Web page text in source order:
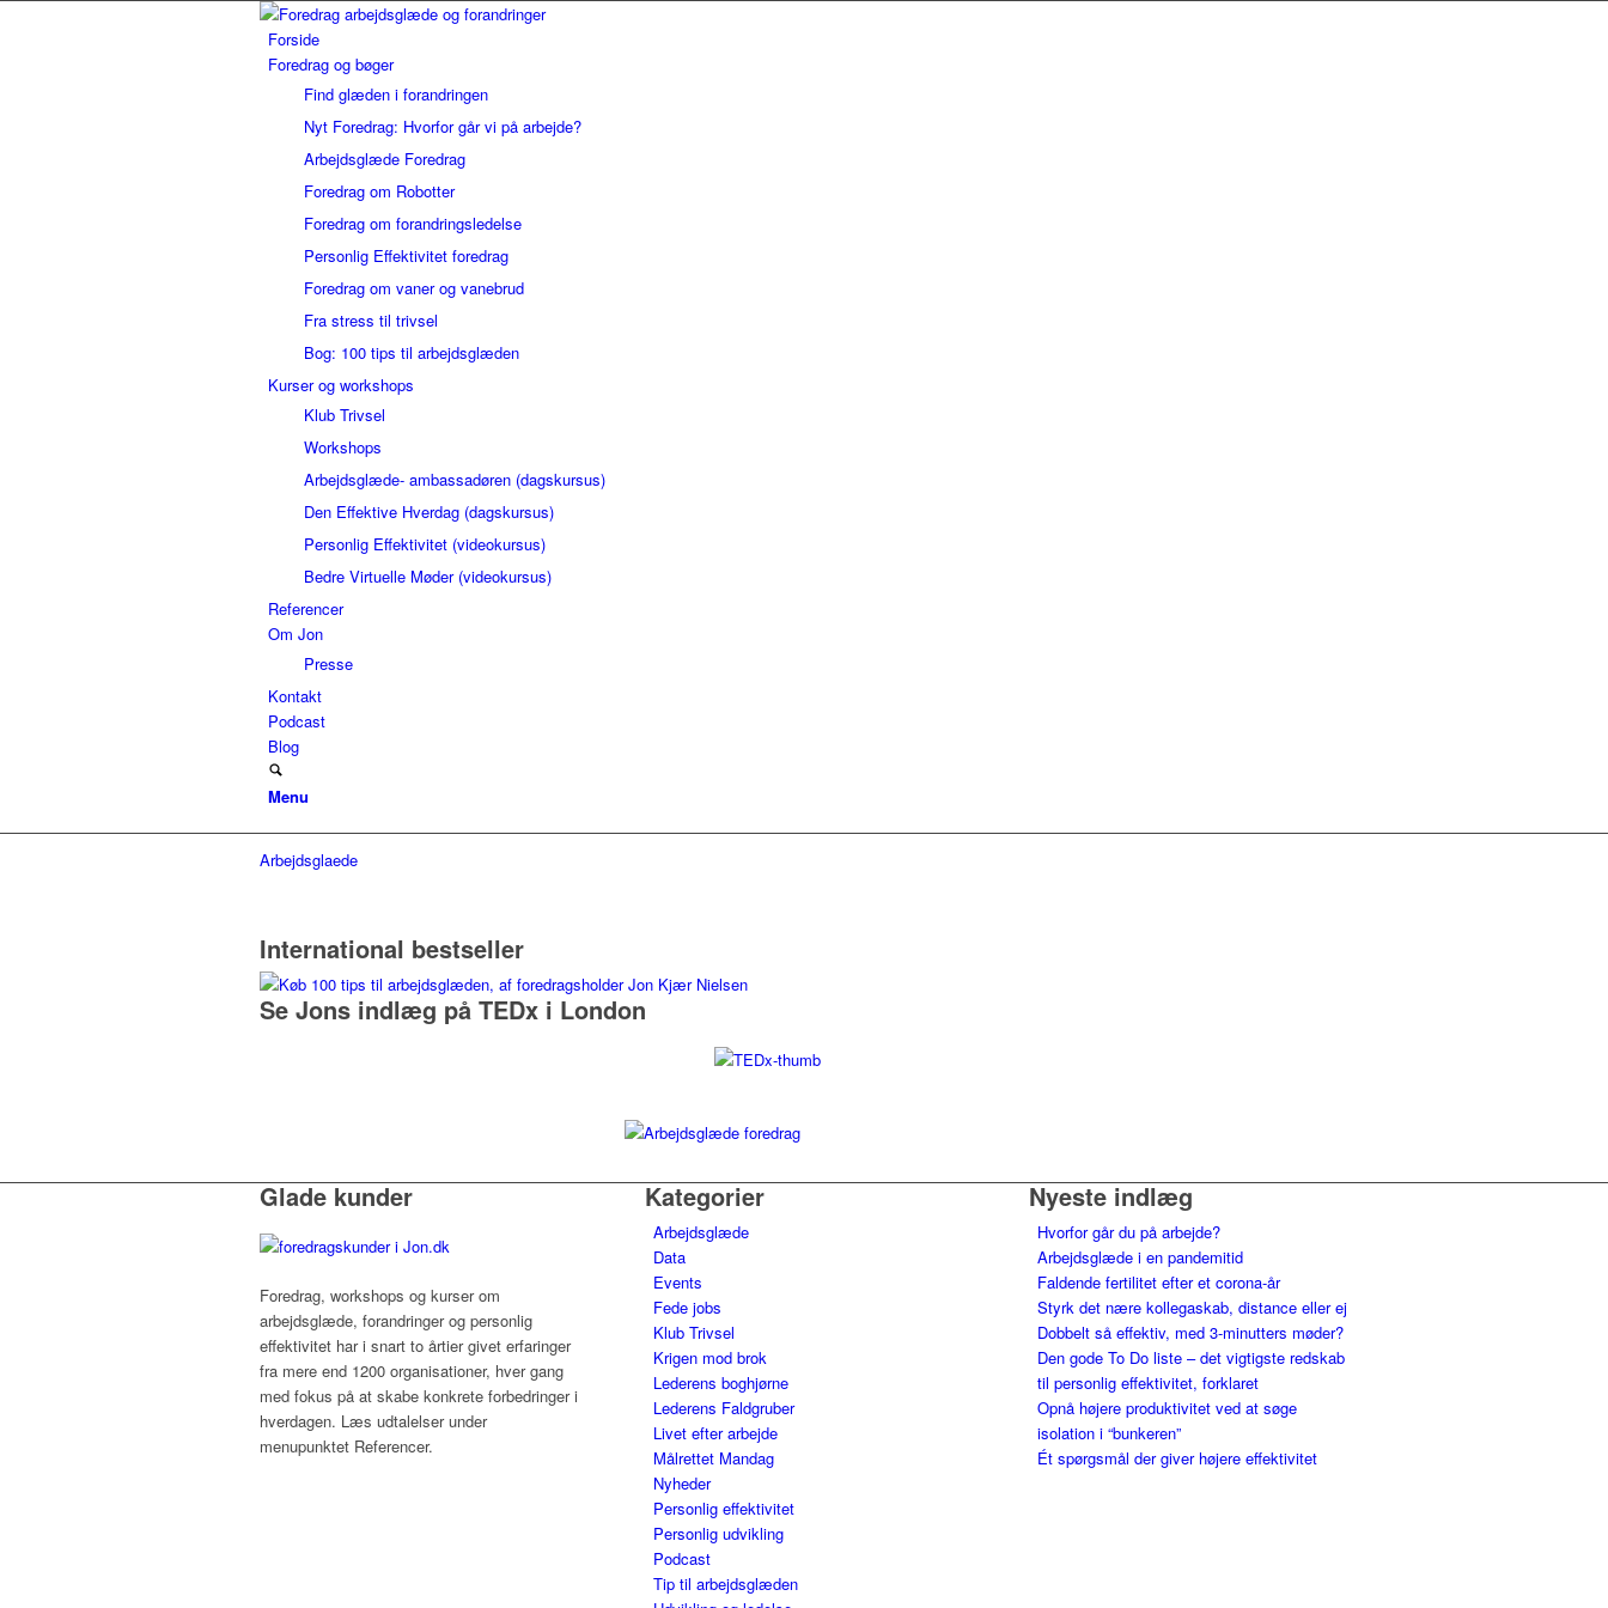
Forside
Foredrag og bøger
Find glæden i forandringen
Nyt Foredrag: Hvorfor går vi på arbejde?
Arbejdsglæde Foredrag
Foredrag om Robotter
Foredrag om forandringsledelse
Personlig Effektivitet foredrag
Foredrag om vaner og vanebrud
Fra stress til trivsel
Bog: 100 tips til arbejdsglæden
Kurser og workshops
Klub Trivsel
Workshops
Arbejdsglæde- ambassadøren (dagskursus)
Den Effektive Hverdag (dagskursus)
Personlig Effektivitet (videokursus)
Bedre Virtuelle Møder (videokursus)
Referencer
Om Jon
Presse
Kontakt
Podcast
Blog
Menu
Arbejdsglaede
International bestseller
Se Jons indlæg på TEDx i London
Glade kunder
Foredrag, workshops og kurser om
arbejdsglæde, forandringer og personlig
effektivitet har i snart to årtier givet erfaringer
fra mere end 1200 organisationer, hver gang
med fokus på at skabe konkrete forbedringer i
hverdagen. Læs udtalelser under
menupunktet Referencer.
Kategorier
Arbejdsglæde
Data
Events
Fede jobs
Klub Trivsel
Krigen mod brok
Lederens boghjørne
Lederens Faldgruber
Livet efter arbejde
Målrettet Mandag
Nyheder
Personlig effektivitet
Personlig udvikling
Podcast
Tip til arbejdsglæden
Nyeste indlæg
Hvorfor går du på arbejde?
Arbejdsglæde i en pandemitid
Faldende fertilitet efter et corona-år
Styrk det nære kollegaskab, distance eller ej
Dobbelt så effektiv, med 3-minutters møder?
Den gode To Do liste – det vigtigste redskab
til personlig effektivitet, forklaret
Opnå højere produktivitet ved at søge
isolation i “bunkeren”
Ét spørgsmål der giver højere effektivitet